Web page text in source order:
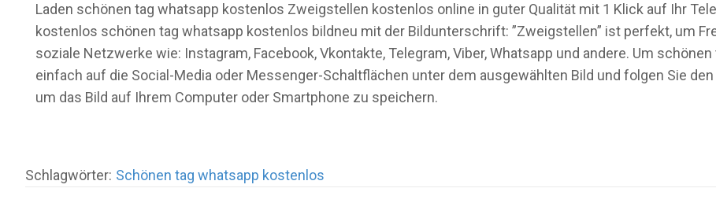
Laden schönen tag whatsapp kostenlos Zweigstellen kostenlos online in guter Qualität mit 1 Klick auf Ihr
kostenlos schönen tag whatsapp kostenlos bildneu mit der Bildunterschrift: ”Zweigstellen” ist perfekt, um
soziale Netzwerke wie: Instagram, Facebook, Vkontakte, Telegram, Viber, Whatsapp und andere. Um
einfach auf die Social-Media oder Messenger-Schaltflächen unter dem ausgewählten Bild und folgen Sie den
um das Bild auf Ihrem Computer oder Smartphone zu speichern.
Schlagwörter: Schönen tag whatsapp kostenlos